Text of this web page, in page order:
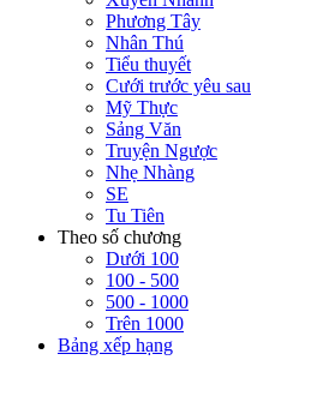
Phương Tây
Nhân Thú
Tiểu thuyết
Cưới trước yêu sau
Mỹ Thực
Sảng Văn
Truyện Ngược
Nhẹ Nhàng
SE
Tu Tiên
Theo số chương
Dưới 100
100 - 500
500 - 1000
Trên 1000
Bảng xếp hạng